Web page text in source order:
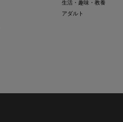
生活・趣味・教養
アダルト